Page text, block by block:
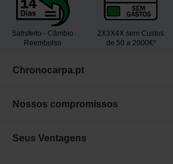
Satisfeito - Câmbio
Reembolso
2X3X4X sem Custos
de 50 a 2000€²
Chronocarpa.pt
Nossos compromissos
Seus Ventagens